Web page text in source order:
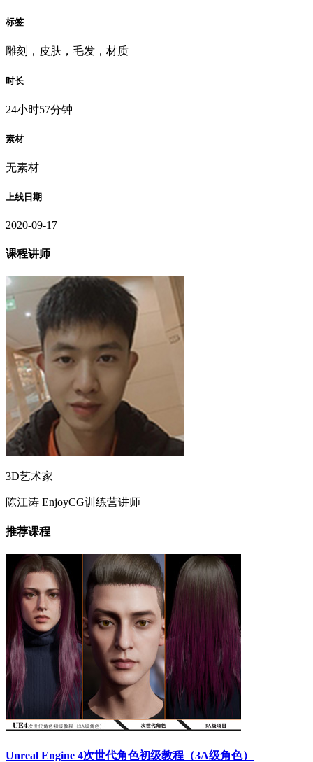
标签
雕刻，皮肤，毛发，材质
时长
24小时57分钟
素材
无素材
上线日期
2020-09-17
课程讲师
3D艺术家
陈江涛 EnjoyCG训练营讲师
推荐课程
Unreal Engine 4次世代角色初级教程（3A级角色）